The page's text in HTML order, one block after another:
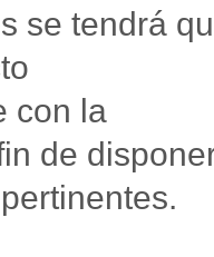
se tendrá
con la
de